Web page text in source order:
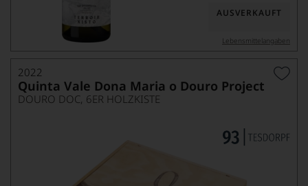
AUSVERKAUFT
Lebensmittel­angaben
2022
Quinta Vale Dona Maria o Douro Project
DOURO DOC, 6ER HOLZKISTE